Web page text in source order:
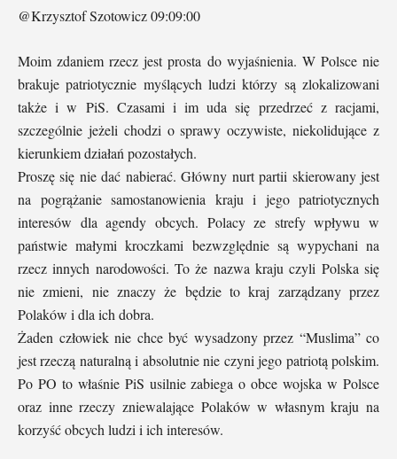
@Krzysztof Szotowicz 09:09:00
Moim zdaniem rzecz jest prosta do wyjaśnienia. W Polsce nie
brakuje patriotycznie myślących ludzi którzy są zlokalizowani
także i w PiS. Czasami i im uda się przedrzeć z racjami,
szczególnie jeżeli chodzi o sprawy oczywiste, niekolidujące z
kierunkiem działań pozostałych.
Proszę się nie dać nabierać. Główny nurt partii skierowany jest
na pogrążanie samostanowienia kraju i jego patriotycznych
interesów dla agendy obcych. Polacy ze strefy wpływu w
państwie małymi kroczkami bezwzględnie są wypychani na
rzecz innych narodowości. To że nazwa kraju czyli Polska się
nie zmieni, nie znaczy że będzie to kraj zarządzany przez
Polaków i dla ich dobra.
Żaden człowiek nie chce być wysadzony przez “Muslima” co
jest rzeczą naturalną i absolutnie nie czyni jego patriotą polskim.
Po PO to właśnie PiS usilnie zabiega o obce wojska w Polsce
oraz inne rzeczy zniewalające Polaków w własnym kraju na
korzyść obcych ludzi i ich interesów.